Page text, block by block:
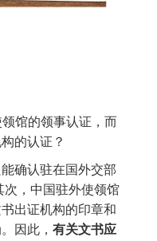
馆的领事认证，而
的认证？
确认驻在国外交部
次，中国驻外使领馆
出证机构的印章和
因此， 有关文书应